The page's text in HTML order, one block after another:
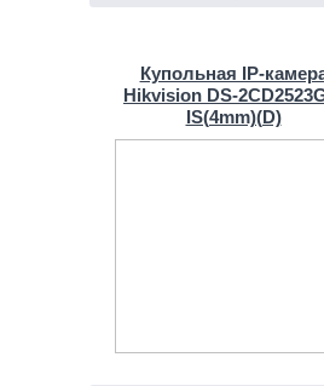
Купольная
Hikvision DS-
IS(4mm)(D)